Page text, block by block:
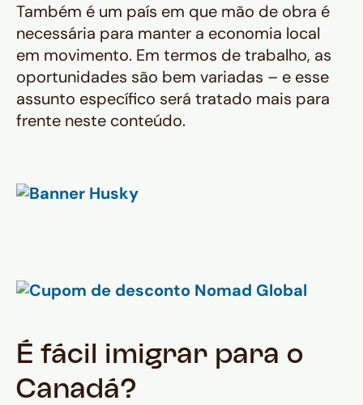
Também é um país em que mão de obra é
necessária para manter a economia local
em movimento. Em termos de trabalho, as
oportunidades são bem variadas – e esse
assunto específico será tratado mais para
frente neste conteúdo.
É fácil imigrar para o
Canadá?